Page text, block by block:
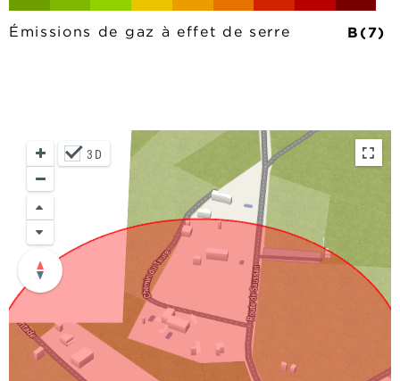
Émissions de gaz à effet de serre B(7)
3D